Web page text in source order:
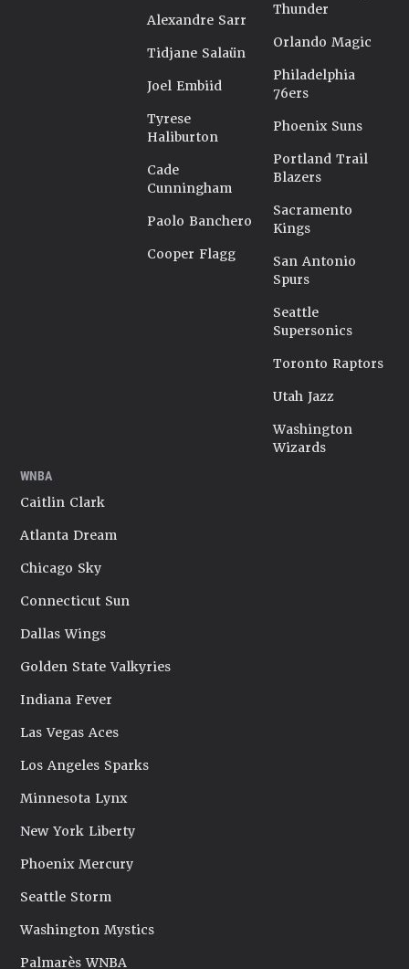
Alexandre Sarr
Tidjane Salaün
Joel Embiid
Tyrese
Haliburton
Cade
Cunningham
Paolo Banchero
Cooper Flagg
Thunder
Orlando Magic
Philadelphia
76ers
Phoenix Suns
Portland Trail
Blazers
Sacramento
Kings
San Antonio
Spurs
Seattle
Supersonics
Toronto Raptors
Utah Jazz
Washington
Wizards
WNBA
Caitlin Clark
Atlanta Dream
Chicago Sky
Connecticut Sun
Dallas Wings
Golden State Valkyries
Indiana Fever
Las Vegas Aces
Los Angeles Sparks
Minnesota Lynx
New York Liberty
Phoenix Mercury
Seattle Storm
Washington Mystics
Palmarès WNBA